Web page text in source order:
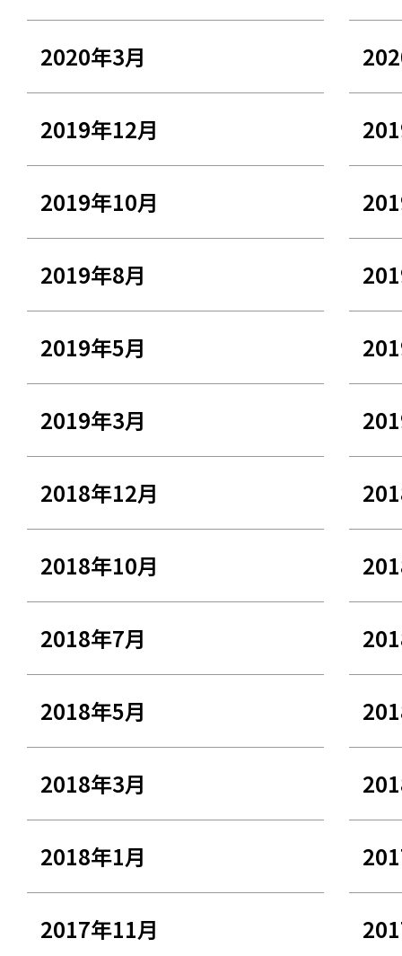
2020年3月
2019年12月
2019年10月
2019年8月
2019年5月
2019年3月
2018年12月
2018年10月
2018年7月
2018年5月
2018年3月
2018年1月
2017年11月